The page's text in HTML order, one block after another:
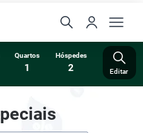
Quartos
1
Hóspedes
2 Editar